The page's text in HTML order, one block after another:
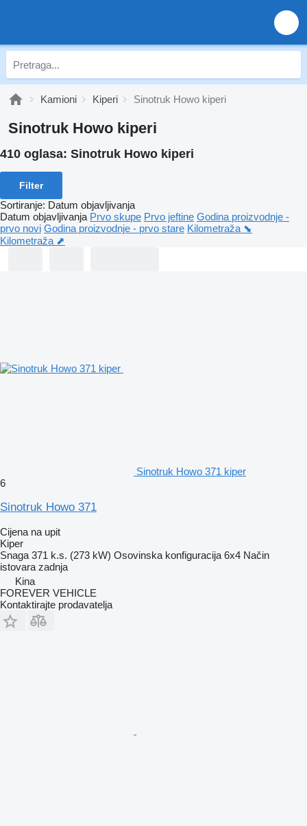
Kamioni Kiperi Sinotruk Howo kiperi
Sinotruk Howo kiperi
410 oglasa: Sinotruk Howo kiperi
Filter
Sortiranje: Datum objavljivanja
Datum objavljivanja Prvo skupe Prvo jeftine Godina proizvodnje -
prvo novi Godina proizvodnje - prvo stare Kilometraža ⬊
Kilometraža ⬈
Sinotruk Howo 371 kiper
6
Sinotruk Howo 371
Cijena na upit
Kiper
Snaga 371 k.s. (273 kW) Osovinska konfiguracija 6x4 Način
istovara zadnja
Kina
FOREVER VEHICLE
Kontaktirajte prodavatelja